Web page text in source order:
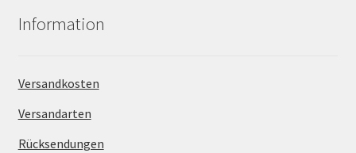
Information
Versandkosten
Versandarten
Rücksendungen